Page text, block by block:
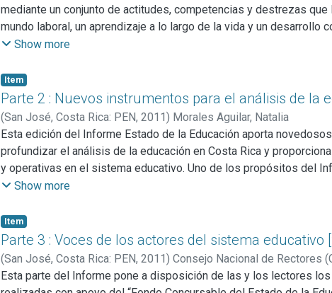
mediante un conjunto de actitudes, competencias y destrezas
mundo laboral, un aprendizaje a lo largo de la vida y un desarrollo
aspiraciones nacionales propuestas por el Informe Estado de la
Show more
Item
Parte 2 : Nuevos instrumentos para el análisis de la
(San José, Costa Rica: PEN, 2011) Morales Aguilar, Natalia
Esta edición del Informe Estado de la Educación aporta
profundizar el análisis de la educación en Costa Rica y
y operativas en el sistema educativo. Uno de los propósitos del
parte del acervo disponible para los esfuerzos de investigación
amplias externalidades positivas, el Informe procura nuevas
las personas en la educación suministrada por medio de los
particular.
Show more
Item
Parte 3 : Voces de los actores del sistema educativo
(San José, Costa Rica: PEN, 2011) Consejo Nacional de Rectores
Esta parte del Informe pone a disposición de las y los lectores